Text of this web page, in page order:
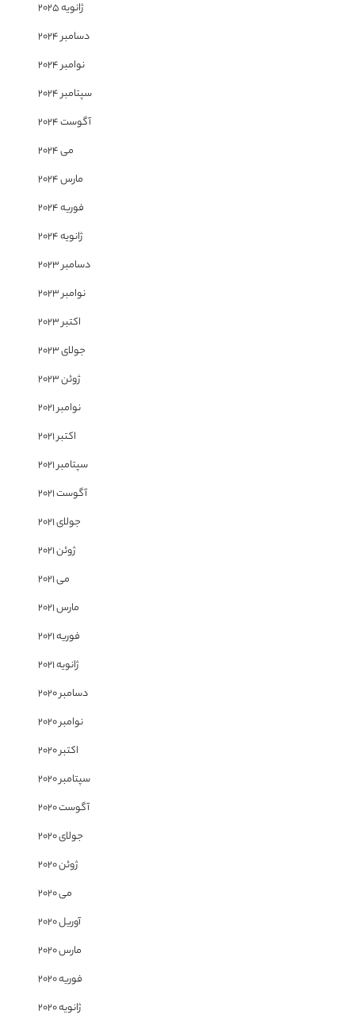
ژانویه 2025
دسامبر 2024
نوامبر 2024
سپتامبر 2024
آگوست 2024
می 2024
مارس 2024
فوریه 2024
ژانویه 2024
دسامبر 2023
نوامبر 2023
اکتبر 2023
جولای 2023
ژوئن 2023
نوامبر 2021
اکتبر 2021
سپتامبر 2021
آگوست 2021
جولای 2021
ژوئن 2021
می 2021
مارس 2021
فوریه 2021
ژانویه 2021
دسامبر 2020
نوامبر 2020
اکتبر 2020
سپتامبر 2020
آگوست 2020
جولای 2020
ژوئن 2020
می 2020
آوریل 2020
مارس 2020
فوریه 2020
ژانویه 2020